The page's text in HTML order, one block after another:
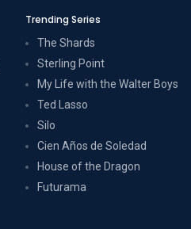
Trending Series
The Shards
Sterling Point
My Life with the Walter Boys
Ted Lasso
Silo
Cien Años de Soledad
House of the Dragon
Futurama